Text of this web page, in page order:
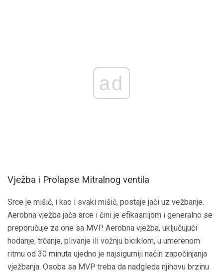
ad
Vježba i Prolapse Mitralnog ventila
Srce je mišić, i kao i svaki mišić, postaje jači uz vežbanje.
Aerobna vježba jača srce i čini je efikasnijom i generalno se
preporučuje za one sa MVP. Aerobna vježba, uključujući
hodanje, trčanje, plivanje ili vožnju biciklom, u umerenom
ritmu od 30 minuta ujedno je najsigurniji način započinjanja
vježbanja. Osoba sa MVP treba da nadgleda njihovu brzinu